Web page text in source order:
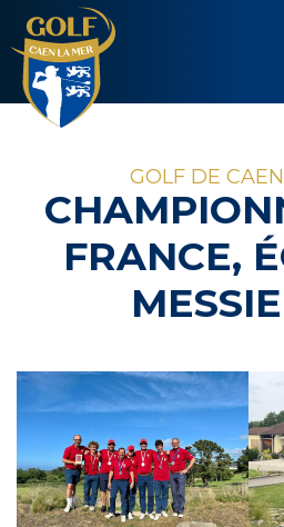
GOLF DE
FRANCE,